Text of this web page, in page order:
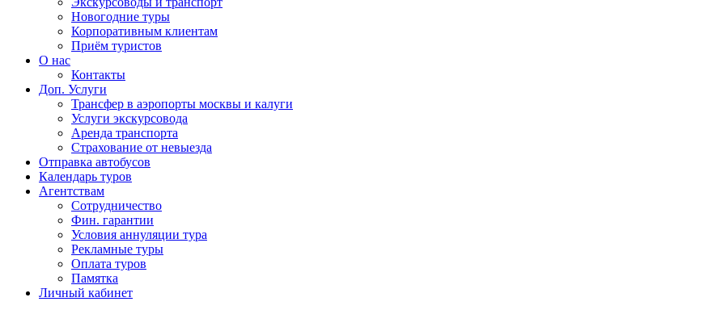
Новогодние туры
Корпоративным клиентам
Приём туристов
О нас
Контакты
Доп. Услуги
Трансфер в аэропорты москвы и калуги
Услуги экскурсовода
Аренда транспорта
Страхование от невыезда
Отправка автобусов
Календарь туров
Агентствам
Сотрудничество
Фин. гарантии
Условия аннуляции тура
Рекламные туры
Оплата туров
Памятка
Личный кабинет